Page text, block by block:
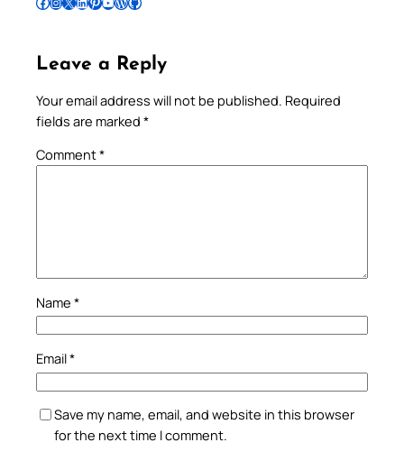
Leave a Reply
Your email address will not be published. Required
fields are marked *
Comment*
Name *
Email*
Save my name, email, and website in this browser
for the next time I comment.